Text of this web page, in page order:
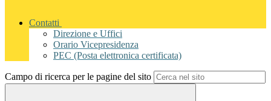
Contatti
Direzione e Uffici
Orario Vicepresidenza
PEC (Posta elettronica certificata)
Campo di ricerca per le pagine del sito